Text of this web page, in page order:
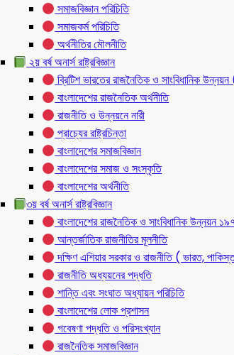
সমাজবিজ্ঞান পরিচিতি
সমাজকর্ম পরিচিতি
অর্থনীতির মৌলনীতি
২য় বর্ষ অনার্স রাষ্ট্রবিজ্ঞান
ব্রিটিশ ভারতের রাজনৈতিক ও সাংবিধানিক
বাংলাদেশের রাজনৈতিক অর্থনীতি
রাজনীতি ও উন্নয়নে নারী
প্রাচ্যের রাষ্ট্রচিন্তা
বাংলাদেশের সমাজবিজ্ঞান
বাংলাদেশের সমাজ ও সংস্কৃতি
বাংলাদেশের অর্থনীতি
৩য় বর্ষ অনার্স রাষ্ট্রবিজ্ঞান
বাংলাদেশের রাজনৈতিক ও সাংবিধানিক উন্নয়ন
আন্তর্জাতিক রাজনীতির মূলনীতি
দক্ষিণ এশিয়ার সরকার ও রাজনীতি ( ভারত,
রাজনীতি অধ্যয়নের পদ্ধতি
শান্তি এবং সংঘাত অধ্যায়ন পরিচিতি
বাংলাদেশের লোক প্রশাসন
গবেষণা পদ্ধতি ও পরিসংখ্যান
রাজনৈতিক সমাজবিজ্ঞান